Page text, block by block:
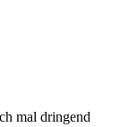
mal dringend